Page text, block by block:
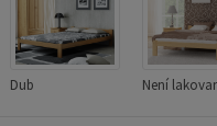
Dub Není